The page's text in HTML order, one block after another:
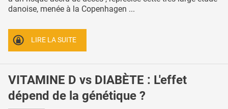
danoise, menée à la Copenhagen ...
LIRE LA SUITE
VITAMINE D vs DIABÈTE : L'effet
dépend de la génétique ?